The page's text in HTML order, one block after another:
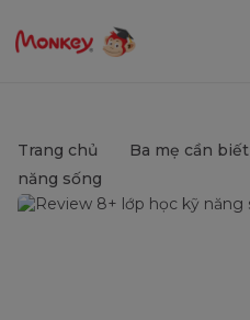
Trang chủ Ba mẹ cần biết
năng sống